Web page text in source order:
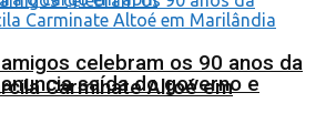
saída do governo e
celebram os 90 anos da
Carminate Altoé em